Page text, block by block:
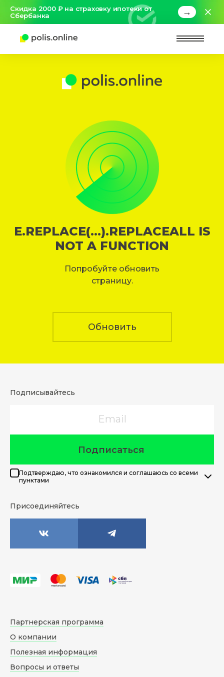
Скидка 2000 ₽ на страховку ипотеки от
Сбербанка
→
E.REPLACE(...).REPLACEALL IS
NOT A FUNCTION
Попробуйте обновить
страницу.
Обновить
Подписывайтесь
Подписаться
Подтверждаю, что ознакомился и соглашаюсь со всеми
пунктами
Присоединяйтесь
Партнерская программа
О компании
Полезная информация
Вопросы и ответы